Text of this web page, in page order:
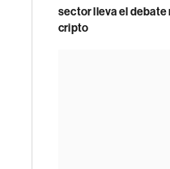
sector lleva el debate
cripto